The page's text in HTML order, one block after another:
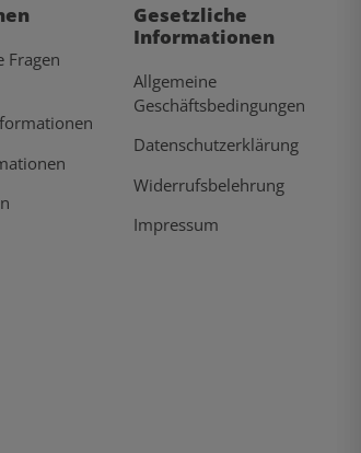
Fragen
Gesetzliche
Informationen
Allgemeine
Geschäftsbedingungen
Datenschutzerklärung
Widerrufsbelehrung
Impressum